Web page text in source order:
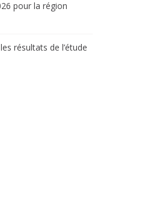
pour la région
résultats de l’étude